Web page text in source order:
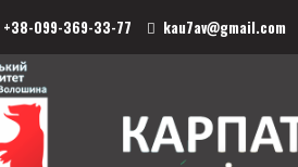
+38-099-369-33-77 kau7av@gmail.com